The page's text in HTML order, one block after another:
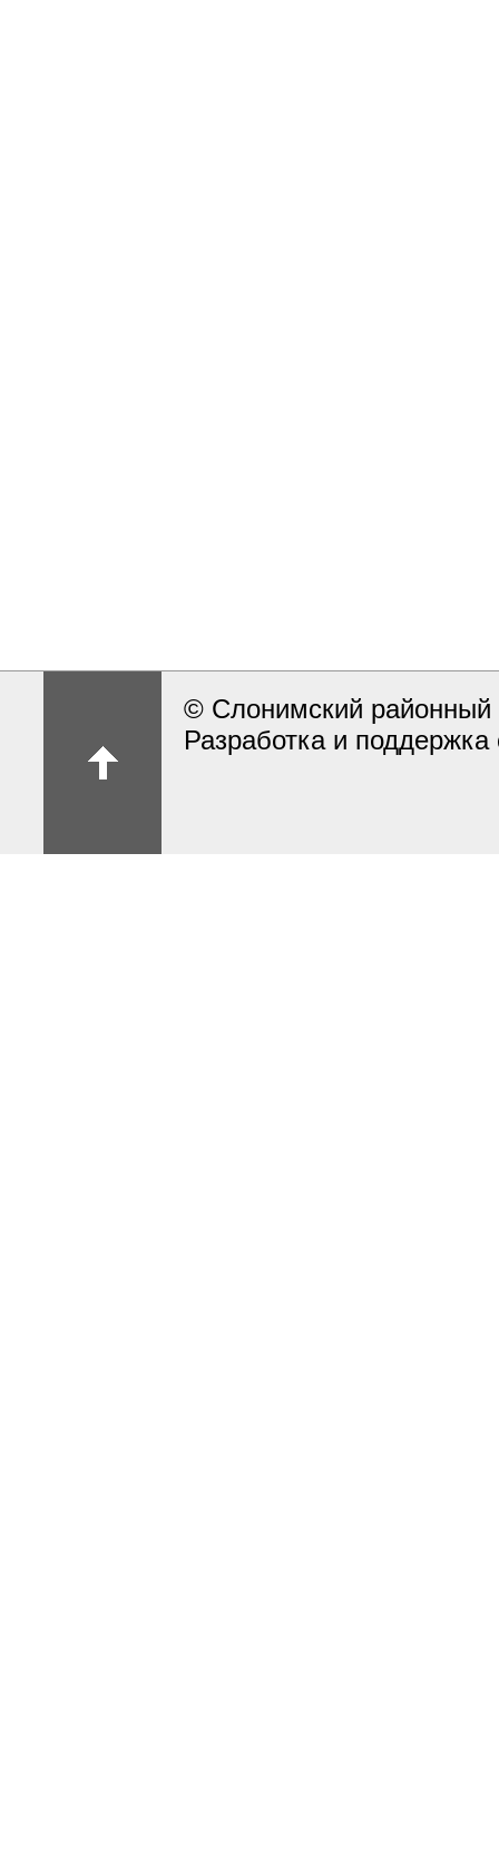
© Слонимский районный
Разработка и поддержка